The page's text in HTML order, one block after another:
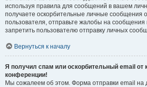
используя правила для сообщений в вашем
получаете оскорбительные личные сообщения
пользователя, отправьте жалобы на
запретить пользователю отправку личных
Вернуться к началу
Я получил спам или оскорбительный email от
конференции!
Мы сожалеем об этом. Форма отправки email на